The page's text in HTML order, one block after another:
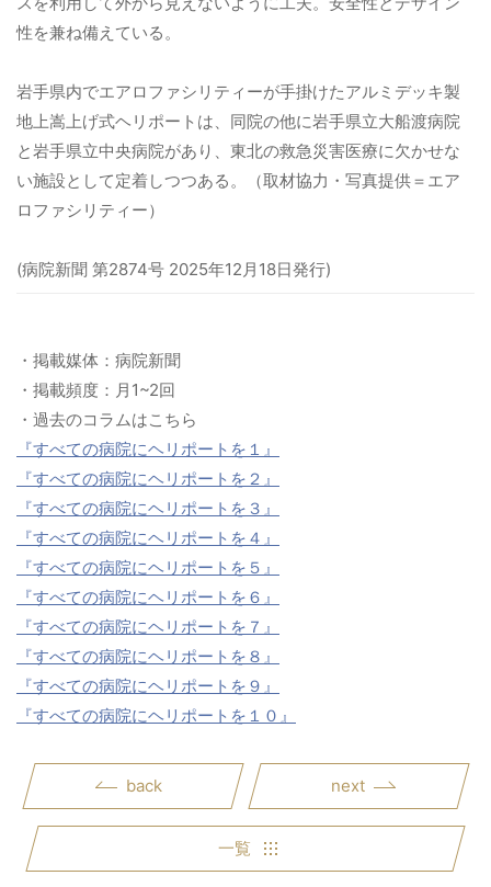
性を兼ね備えている。
岩手県内でエアロファシリティーが手掛けたアルミデッキ製
地上嵩上げ式ヘリポートは、同院の他に岩手県立大船渡病院
と岩手県立中央病院があり、東北の救急災害医療に欠かせな
い施設として定着しつつある。（取材協力・写真提供＝エア
ロファシリティー）
(病院新聞 第2874号 2025年12月18日発行)
・掲載媒体：病院新聞
・掲載頻度：月1~2回
・過去のコラムはこちら
『すべての病院にヘリポートを１』
『すべての病院にヘリポートを２』
『すべての病院にヘリポートを３』
『すべての病院にヘリポートを４』
『すべての病院にヘリポートを５』
『すべての病院にヘリポートを６』
『すべての病院にヘリポートを７』
『すべての病院にヘリポートを８』
『すべての病院にヘリポートを９』
『すべての病院にヘリポートを１０』
back next
一覧